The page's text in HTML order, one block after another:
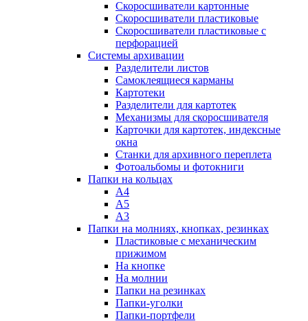
Скоросшиватели картонные
Скоросшиватели пластиковые
Скоросшиватели пластиковые с
перфорацией
Системы архивации
Разделители листов
Самоклеящиеся карманы
Картотеки
Разделители для картотек
Механизмы для скоросшивателя
Карточки для картотек, индексные
окна
Станки для архивного переплета
Фотоальбомы и фотокниги
Папки на кольцах
А4
А5
А3
Папки на молниях, кнопках, резинках
Пластиковые с механическим
прижимом
На кнопке
На молнии
Папки на резинках
Папки-уголки
Папки-портфели